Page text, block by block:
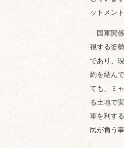
ットメン
国軍関係
視する姿
であり、
約を結ん
ても、ミ
る土地で
軍を利す
民が負う